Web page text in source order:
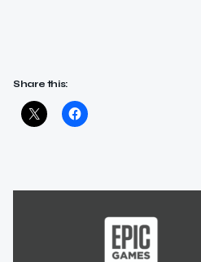
Share this: